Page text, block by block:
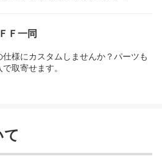
Ｆ一同
仕様にカスタムしませんか？パーツも
取寄せます。